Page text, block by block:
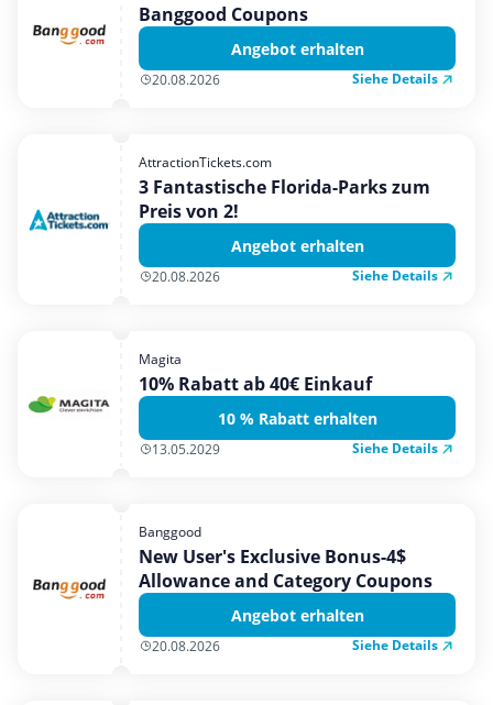
Banggood Coupons
Angebot erhalten
20.08.2026 Siehe Details
AttractionTickets.com
3 Fantastische Florida-Parks zum
Preis von 2!
Angebot erhalten
20.08.2026 Siehe Details
Magita
10% Rabatt ab 40€ Einkauf
10 % Rabatt erhalten
13.05.2029 Siehe Details
Banggood
New User's Exclusive Bonus-4$
Allowance and Category Coupons
Angebot erhalten
20.08.2026 Siehe Details